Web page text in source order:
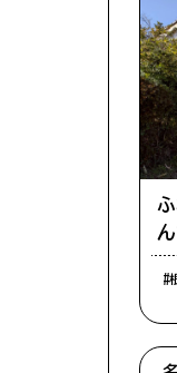
ます。できる限り最
ば幸いです。なお、
#